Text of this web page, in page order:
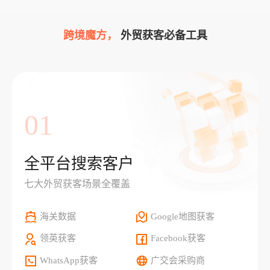
跨境魔方， 外贸获客必备工具
01
全平台搜索客户
七大外贸获客场景全覆盖
海关数据 Google地图获客
领英获客 Facebook获客
WhatsApp获客 广交会采购商